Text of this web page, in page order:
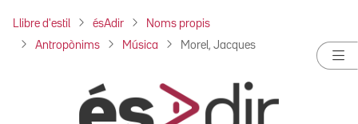
Llibre d'estil ésAdir Noms propis
Antropònims Música Morel, Jacques